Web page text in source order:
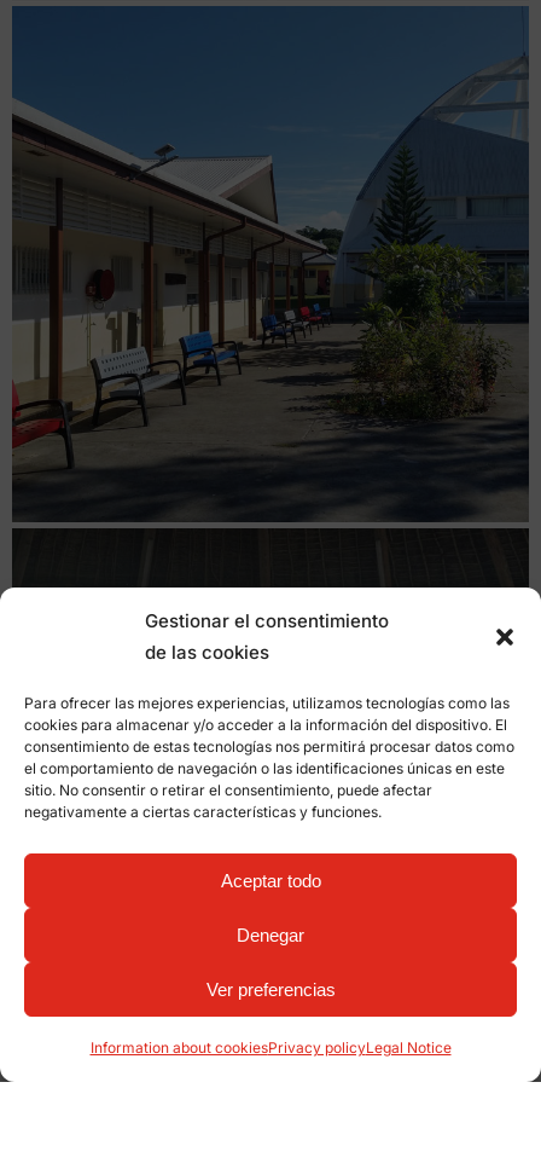
Gestionar el consentimiento
de las cookies
Para ofrecer las mejores experiencias, utilizamos tecnologías como las
cookies para almacenar y/o acceder a la información del dispositivo. El
consentimiento de estas tecnologías nos permitirá procesar datos como
el comportamiento de navegación o las identificaciones únicas en este
sitio. No consentir o retirar el consentimiento, puede afectar
negativamente a ciertas características y funciones.
Aceptar todo
Denegar
Ver preferencias
Information about cookiesPrivacy policyLegal Notice